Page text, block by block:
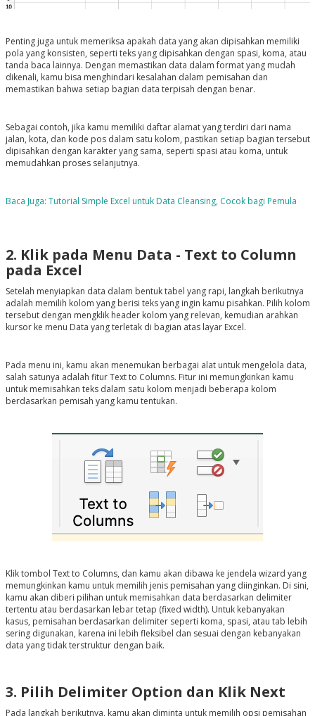
Penting juga untuk memeriksa apakah data yang akan dipisahkan memiliki
pola yang konsisten, seperti teks yang dipisahkan dengan spasi, koma, atau
tanda baca lainnya. Dengan memastikan data dalam format yang mudah
dikenali, kamu bisa menghindari kesalahan dalam pemisahan dan
memastikan bahwa setiap bagian data terpisah dengan benar.
Sebagai contoh, jika kamu memiliki daftar alamat yang terdiri dari nama
jalan, kota, dan kode pos dalam satu kolom, pastikan setiap bagian tersebut
dipisahkan dengan karakter yang sama, seperti spasi atau koma, untuk
memudahkan proses selanjutnya.
Baca Juga: Tutorial Simple Excel untuk Data Cleansing, Cocok bagi Pemula
2. Klik pada Menu Data - Text to Column
pada Excel
Setelah menyiapkan data dalam bentuk tabel yang rapi, langkah berikutnya
adalah memilih kolom yang berisi teks yang ingin kamu pisahkan. Pilih kolom
tersebut dengan mengklik header kolom yang relevan, kemudian arahkan
kursor ke menu Data yang terletak di bagian atas layar Excel.
Pada menu ini, kamu akan menemukan berbagai alat untuk mengelola data,
salah satunya adalah fitur Text to Columns. Fitur ini memungkinkan kamu
untuk memisahkan teks dalam satu kolom menjadi beberapa kolom
berdasarkan pemisah yang kamu tentukan.
Klik tombol Text to Columns, dan kamu akan dibawa ke jendela wizard yang
memungkinkan kamu untuk memilih jenis pemisahan yang diinginkan. Di sini,
kamu akan diberi pilihan untuk memisahkan data berdasarkan delimiter
tertentu atau berdasarkan lebar tetap (fixed width). Untuk kebanyakan
kasus, pemisahan berdasarkan delimiter seperti koma, spasi, atau tab lebih
sering digunakan, karena ini lebih fleksibel dan sesuai dengan kebanyakan
data yang tidak terstruktur dengan baik.
3. Pilih Delimiter Option dan Klik Next
Pada langkah berikutnya, kamu akan diminta untuk memilih opsi pemisahan